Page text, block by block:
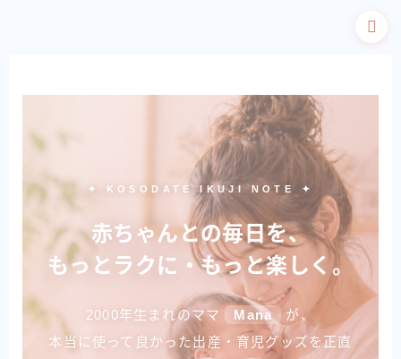
✦ KOSODATE IKUJI NOTE ✦
赤ちゃんとの毎日を、
もっとラクに・もっと楽しく。
2000年生まれのママ Mana
が、
本当に使って良かった出産・育児グッズを正直